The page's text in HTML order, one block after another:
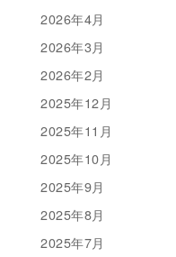
2026年4月
2026年3月
2026年2月
2025年12月
2025年11月
2025年10月
2025年9月
2025年8月
2025年7月